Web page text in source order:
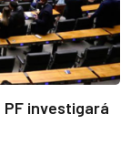
investigará